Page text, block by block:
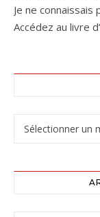
Je ne
Accédez au livre